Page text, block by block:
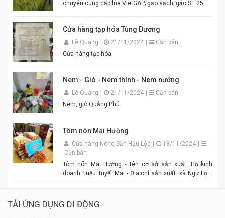
tôm đậm đà, chuẩn vị quê hương cùng An Quý Thiên
#BunDauMamTom #GiaViTruyenThong
#DacSanVietNam #TikTokShop #AnQuyThienHuong
chuyên cung cấp lúa VietGAP; gạo sạch; gạo ST 25
Cửa hàng tạp hóa Tùng Dương
Lê Quang 21/11/2024
Cần bán
Cửa hàng tạp hóa
Nem - Giò - Nem thính - Nem nướng
Lê Quang 21/11/2024
Cần bán
Nem, giò Quảng Phú
Tôm nõn Mai Hường
Cửa hàng Nông Sản Hậu Lộc 18/11/2024
Cần bán
Tôm nõn Mai Hường - Tên cơ sở sản xuất: Hộ kinh
doanh Triệu Tuyết Mai - Địa chỉ sản xuất: xã Ngư Lộc,
Giá: 600.000 đồng - 1.500.000 đồng/tùy size
TẢI ỨNG DỤNG DI ĐỘNG